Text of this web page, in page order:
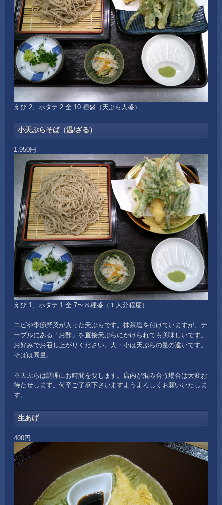
えび 2、ホタテ 2 全 10 種盛（天ぷら大盛）
小天ぷらそば（温/ざる）
1,950円
えび 1、ホタテ 1 全 7〜８種盛（１人分程度）
エビや季節野菜が入った天ぷらです。抹茶塩を付けていますが、テ
ーブルにある「お酢」を直接天ぷらにかけられても美味しいです。
お好みでお召し上がりください。 大・小は天ぷらの量の違いです 。
そばは同量。
※天ぷらは調理にお時間を要します。店内が混み合う場合は大変お
待たせします。何卒ご了承下さいますようよろしくお願いいたしま
す。
生あげ
400円